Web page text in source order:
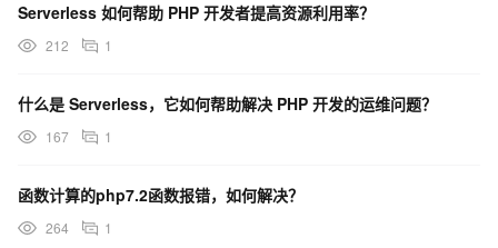
Serverless 如何帮助 PHP 开发者提高资源利用率？
212 1
什么是 Serverless，它如何帮助解决 PHP 开发的运维问题？
167 1
函数计算的php7.2函数报错，如何解决？
264 1